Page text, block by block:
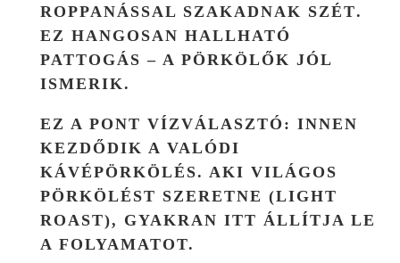
ROPPANÁSSAL SZAKADNAK SZÉT.
EZ HANGOSAN HALLHATÓ
PATTOGÁS – A PÖRKÖLŐK JÓL
ISMERIK.
EZ A PONT VÍZVÁLASZTÓ: INNEN
KEZDŐDIK A VALÓDI
KÁVÉPÖRKÖLÉS. AKI VILÁGOS
PÖRKÖLÉST SZERETNE (LIGHT
ROAST), GYAKRAN ITT ÁLLÍTJA LE
A FOLYAMATOT.